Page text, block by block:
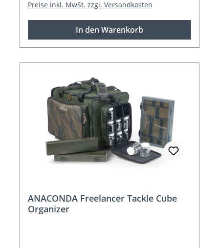
Preise inkl. MwSt. zzgl. Versandkosten
In den Warenkorb
ANACONDA Freelancer Tackle Cube
Organizer